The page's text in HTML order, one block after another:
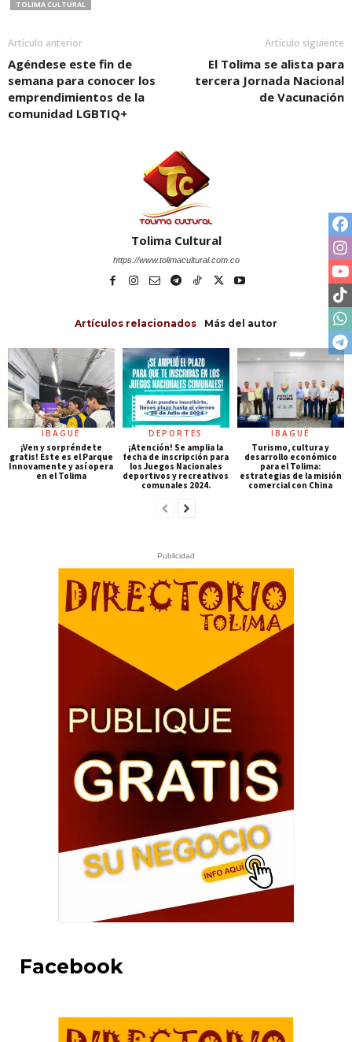
TOLIMA CULTURAL
Artículo anterior
Agéndese este fin de
semana para conocer los
emprendimientos de la
comunidad LGBTIQ+
Artículo siguiente
El Tolima se alista para
tercera Jornada Nacional
de Vacunación
Tolima Cultural
https://www.tolimacultural.com.co
Artículos relacionados Más del autor
IBAGUÉ
¡Ven y sorpréndete
gratis! Este es el Parque
Innovamente y así opera
en el Tolima
DEPORTES
¡Atención! Se amplia la
fecha de inscripción para
los Juegos Nacionales
deportivos y recreativos
comunales 2024.
IBAGUÉ
Turismo, cultura y
desarrollo económico
para el Tolima:
estrategias de la misión
comercial con China
Publicidad
Facebook